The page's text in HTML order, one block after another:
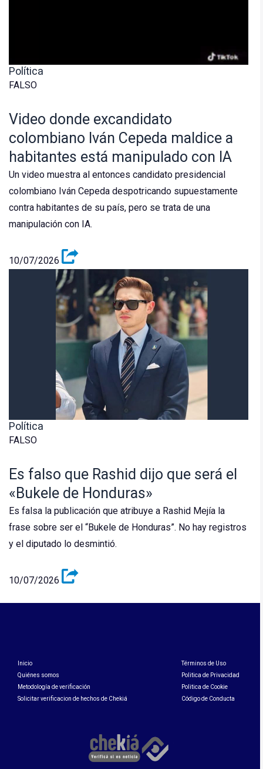
Política
FALSO
Video donde excandidato
colombiano Iván Cepeda maldice a
habitantes está manipulado con IA
Un video muestra al entonces candidato presidencial
colombiano Iván Cepeda despotricando supuestamente
contra habitantes de su país, pero se trata de una
manipulación con IA.
10/07/2026
Política
FALSO
Es falso que Rashid dijo que será el
«Bukele de Honduras»
Es falsa la publicación que atribuye a Rashid Mejía la
frase sobre ser el “Bukele de Honduras”. No hay registros
y el diputado lo desmintió.
10/07/2026
Inicio
Quiénes somos
Metodología de verificación
Solicitar verificacion de hechos de Chekiá
Términos de Uso
Politica de Privacidad
Politica de Cookie
Código de Conducta